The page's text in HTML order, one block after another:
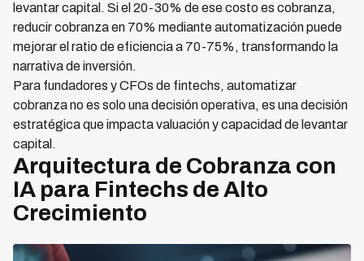
levantar capital. Si el 20-30% de ese costo es cobranza,
reducir cobranza en 70% mediante automatización puede
mejorar el ratio de eficiencia a 70-75%, transformando la
narrativa de inversión.
Para fundadores y CFOs de fintechs, automatizar
cobranza no es solo una decisión operativa, es una decisión
estratégica que impacta valuación y capacidad de levantar
capital.
Arquitectura de Cobranza con
IA para Fintechs de Alto
Crecimiento